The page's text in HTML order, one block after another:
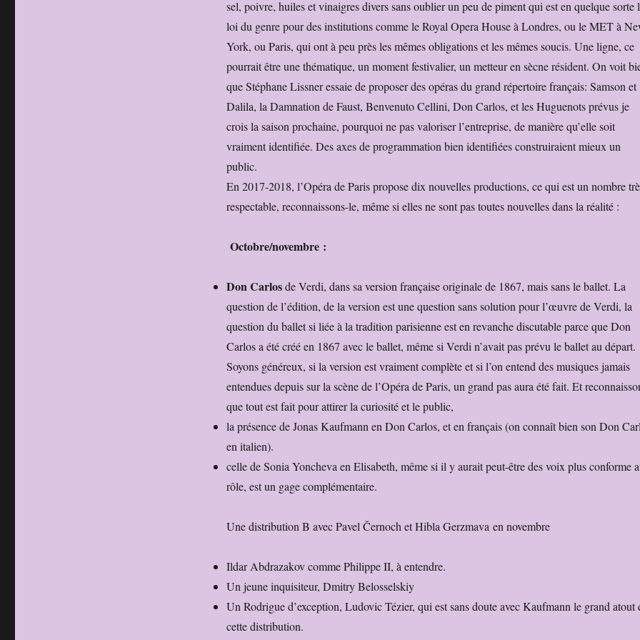
sel, poivre, huiles et vinaigres divers sans oublier un peu de piment qui est en quelque sorte
loi du genre pour des institutions comme le Royal Opera House à Londres, ou le MET à
York, ou Paris, qui ont à peu près les mêmes obligations et les mêmes soucis. Une ligne, ce
pourrait être une thématique, un moment festivalier, un metteur en sècne résident. On voit
que Stéphane Lissner essaie de proposer des opéras du grand répertoire français: Samson et
Dalila, la Damnation de Faust, Benvenuto Cellini, Don Carlos, et les Huguenots prévus je
crois la saison prochaine, pourquoi ne pas valoriser l’entreprise, de manière qu’elle soit
vraiment identifiée. Des axes de programmation bien identifiées construiraient mieux un
public.
En 2017-2018, l’Opéra de Paris propose dix nouvelles productions, ce qui est un nombre
respectable, reconnaissons-le, même si elles ne sont pas toutes nouvelles dans la réalité :
Octobre/novembre :
Don Carlosde Verdi, dans sa version française originale de 1867, mais sans le ballet. La
question de l’édition, de la version est une question sans solution pour l’œuvre de Verdi, la
question du ballet si liée à la tradition parisienne est en revanche discutable parce que Don
Carlos a été créé en 1867 avec le ballet, même si Verdi n’avait pas prévu le ballet au départ.
Soyons généreux, si la version est vraiment complète et si l’on entend des musiques jamais
entendues depuis sur la scène de l’Opéra de Paris, un grand pas aura été fait. Et
que tout est fait pour attirer la curiosité et le public,
la présence de Jonas Kaufmann en Don Carlos, et en français (on connaît bien son Don
en italien).
celle de Sonia Yoncheva en Elisabeth, même si il y aurait peut-être des voix plus conforme
rôle, est un gage complémentaire.
Une distribution B avec Pavel Černoch et Hibla Gerzmava en novembre
Ildar Abdrazakov comme Philippe II, à entendre.
Un jeune inquisiteur, Dmitry Belosselskiy
Un Rodrigue d’exception, Ludovic Tézier, qui est sans doute avec Kaufmann le grand atout
cette distribution.